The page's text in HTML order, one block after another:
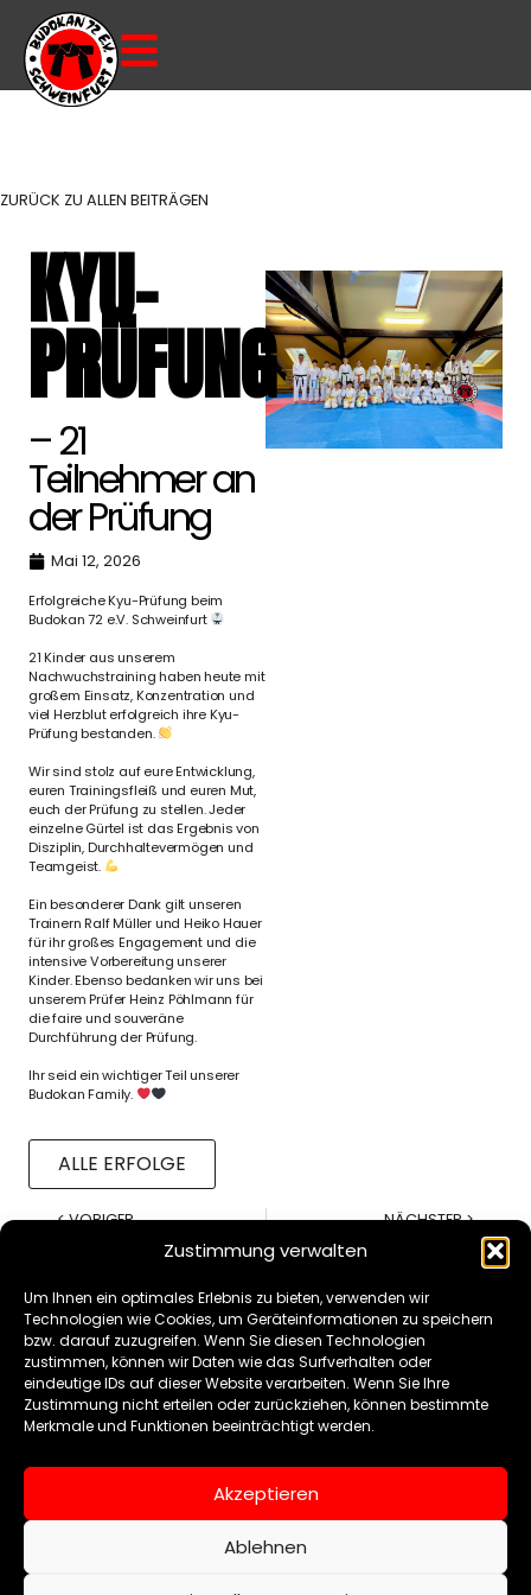
Zustimmung verwalten
Um Ihnen ein optimales Erlebnis zu bieten, verwenden wir
Technologien wie Cookies, um Geräteinformationen zu speichern
bzw. darauf zuzugreifen. Wenn Sie diesen Technologien
zustimmen, können wir Daten wie das Surfverhalten oder
eindeutige IDs auf dieser Website verarbeiten. Wenn Sie Ihre
Zustimmung nicht erteilen oder zurückziehen, können bestimmte
Merkmale und Funktionen beeinträchtigt werden.
Akzeptieren
Ablehnen
ZURÜCK ZU ALLEN BEITRÄGEN
KYU-
PRÜFUNG
– 21
Teilnehmer an
der Prüfung
Mai 12, 2026
Erfolgreiche Kyu-Prüfung beim
Budokan 72 e.V. Schweinfurt
21 Kinder aus unserem
Nachwuchstraining haben heute mit
großem Einsatz, Konzentration und
viel Herzblut erfolgreich ihre Kyu-
Prüfung bestanden.
Wir sind stolz auf eure Entwicklung,
euren Trainingsfleiß und euren Mut,
euch der Prüfung zu stellen. Jeder
einzelne Gürtel ist das Ergebnis von
Disziplin, Durchhaltevermögen und
Teamgeist.
Ein besonderer Dank gilt unseren
Trainern Ralf Müller und Heiko Hauer
für ihr großes Engagement und die
intensive Vorbereitung unserer
Kinder. Ebenso bedanken wir uns bei
unserem Prüfer Heinz Pöhlmann für
die faire und souveräne
Durchführung der Prüfung.
Ihr seid ein wichtiger Teil unserer
Budokan Family.
ALLE ERFOLGE
< VORIGER NÄCHSTER >
KONTAKT
–
SCHUBERT-STR.
26
97421
SCHWEINFURT